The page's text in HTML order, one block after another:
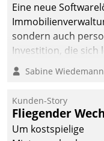
Eine neue
sondern auch
Investition, die sich
nachhaltige
dieses Ziel erreicht
Sabine Wiedemann
Kunden-Story
Fliegender
Um kostspielige